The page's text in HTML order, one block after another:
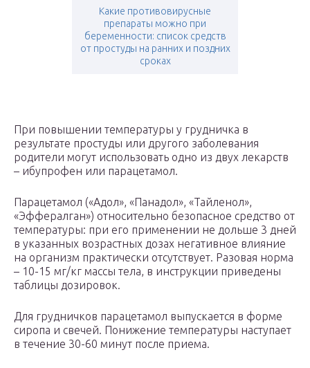
Какие противовирусные
препараты можно при
беременности: список средств
от простуды на ранних и поздних
сроках
При повышении температуры у грудничка в
результате простуды или другого заболевания
родители могут использовать одно из двух лекарств
– ибупрофен или парацетамол.
Парацетамол («Адол», «Панадол», «Тайленол»,
«Эффералган») относительно безопасное средство от
температуры: при его применении не дольше 3 дней
в указанных возрастных дозах негативное влияние
на организм практически отсутствует. Разовая норма
– 10-15 мг/кг массы тела, в инструкции приведены
таблицы дозировок.
Для грудничков парацетамол выпускается в форме
сиропа и свечей. Понижение температуры наступает
в течение 30-60 минут после приема.